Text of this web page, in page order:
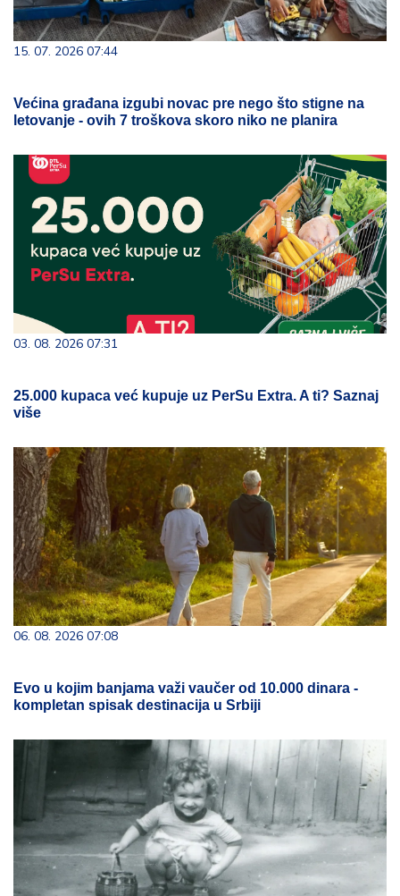
15. 07. 2026 07:44
Većina građana izgubi novac pre nego što stigne na
letovanje - ovih 7 troškova skoro niko ne planira
03. 08. 2026 07:31
25.000 kupaca već kupuje uz PerSu Extra. A ti? Saznaj
više
06. 08. 2026 07:08
Evo u kojim banjama važi vaučer od 10.000 dinara -
kompletan spisak destinacija u Srbiji